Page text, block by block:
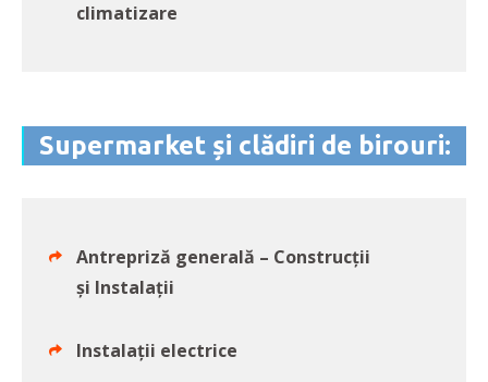
climatizare
Supermarket și clădiri de birouri:
Antrepriză generală – Construcții
și Instalații
Instalații electrice